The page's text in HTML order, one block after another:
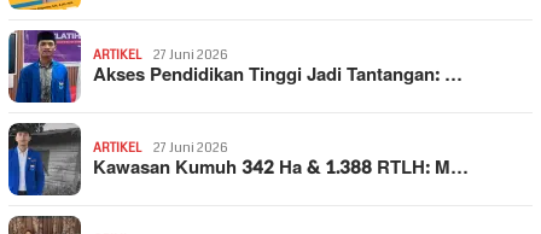
ARTIKEL 27 Juni 2026
Akses Pendidikan Tinggi Jadi Tantangan: …
ARTIKEL 27 Juni 2026
Kawasan Kumuh 342 Ha & 1.388 RTLH: M…